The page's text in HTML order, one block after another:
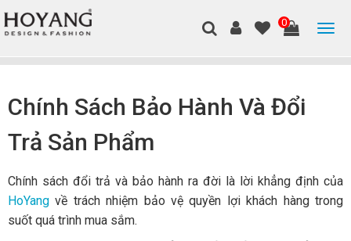
0
Chính Sách Bảo Hành Và Đổi
Trả Sản Phẩm
Chính sách đổi trả và bảo hành ra đời là lời khẳng định của
HoYang về trách nhiệm bảo vệ quyền lợi khách hàng trong
suốt quá trình mua sắm.